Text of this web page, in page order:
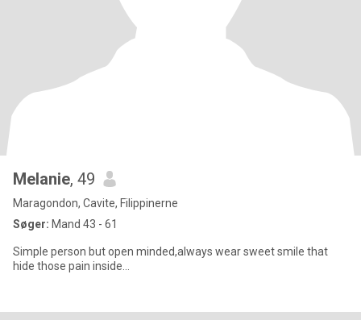
Melanie, 49
Maragondon, Cavite, Filippinerne
Søger: Mand 43 - 61
Simple person but open minded,always wear sweet smile that
hide those pain inside...